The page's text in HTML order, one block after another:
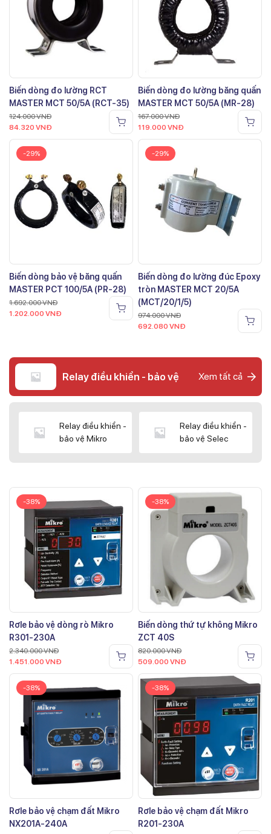
Biến dòng đo lường RCT
MASTER MCT 50/5A (RCT-35)
124.000VNĐ
84.320 VNĐ
Biến dòng đo lường băng quấn
MASTER MCT 50/5A (MR-28)
167.000VNĐ
119.000 VNĐ
-29%
Biến dòng bảo vệ băng quấn
MASTER PCT 100/5A (PR-28)
1.692.000VNĐ
1.202.000 VNĐ
-29%
Biến dòng đo lường đúc Epoxy
tròn MASTER MCT 20/5A
(MCT/20/1/5)
974.000VNĐ
692.080 VNĐ
Relay điều khiển - bảo vệ Xem tất cả
Relay điều khiển -
bảo vệ Mikro
Relay điều khiển -
bảo vệ Selec
-38%
Rơle bảo vệ dòng rò Mikro
R301-230A
2.340.000VNĐ
1.451.000 VNĐ
-38%
Biến dòng thứ tự không Mikro
ZCT 40S
820.000VNĐ
509.000 VNĐ
-38%
Rơle bảo vệ chạm đất Mikro
NX201A-240A
-38%
Rơle bảo vệ chạm đất Mikro
R201-230A